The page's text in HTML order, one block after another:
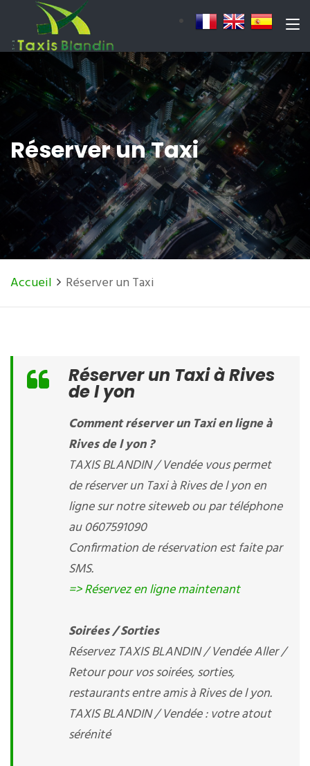
Réserver un Taxi
Accueil Réserver un Taxi
Réserver un Taxi à Rives
de l yon
Comment réserver un Taxi en ligne à
Rives de l yon ?
TAXIS BLANDIN / Vendée vous permet
de réserver un Taxi à Rives de l yon en
ligne sur notre siteweb ou par téléphone
au 0607591090
Confirmation de réservation est faite par
SMS.
=> Réservez en ligne maintenant
Soirées / Sorties
Réservez TAXIS BLANDIN / Vendée Aller /
Retour pour vos soirées, sorties,
restaurants entre amis à Rives de l yon.
TAXIS BLANDIN / Vendée : votre atout
sérénité